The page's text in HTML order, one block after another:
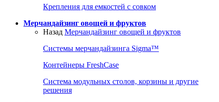
Крепления для емкостей с совком
Мерчандайзинг овощей и фруктов
Назад Мерчандайзинг овощей и фруктов
Системы мерчандайзинга Sigma™
Контейнеры FreshCase
Система модульных столов, корзины и другие
решения